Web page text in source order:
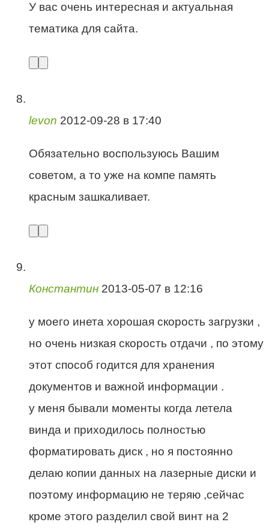
У вас очень интересная и актуальная
тематика для сайта.
levon 2012-09-28 в 17:40
Обязательно воспользуюсь Вашим
советом, а то уже на компе память
красным зашкаливает.
Константин 2013-05-07 в 12:16
у моего инета хорошая скорость загрузки ,
но очень низкая скорость отдачи , по этому
этот способ годится для хранения
документов и важной информации .
у меня бывали моменты когда летела
винда и приходилось полностью
форматировать диск , но я постоянно
делаю копии данных на лазерные диски и
поэтому информацию не теряю ,сейчас
кроме этого разделил свой винт на 2